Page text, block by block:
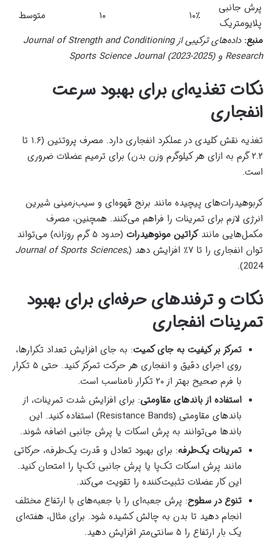
پرش جانبی
پلایومتریک
۱۰٪ ۱۰
متوسط
منبع:
داده‌های ترکیبی از Journal of Strength and Conditioning
Research و Sports Science Journal (2023-2025)
نکات تغذیه‌ای برای بهبود سرعت
انفجاری
تغذیه نقش کلیدی در عملکرد انفجاری دارد. مصرف پروتئین (۱.۶ تا
۲.۲ گرم به ازای هر کیلوگرم وزن بدن) برای ترمیم عضلات ضروری
است.
کربوهیدرات‌های پیچیده مانند برنج قهوه‌ای و سیب‌زمینی شیرین
انرژی لازم برای تمرینات را فراهم می‌کنند. همچنین، مصرف
مکمل‌هایی مانندکراتین مونوهیدرات
(حدود ۵ گرم روزانه) می‌تواند
توان انفجاری را تا ۷٪ افزایش دهد (
Journal of Sports Sciences,
2024).
نکات و ترفندهای حرفه‌ای برای بهبود
تمرینات انفجاری
تمرکز بر کیفیت به جای کمیت: به جای افزایش تعداد تکرارها،
روی اجرای دقیق و انفجاری هر حرکت تمرکز کنید. حتی ۵ تکرار
با فرم صحیح بهتر از ۲۰ تکرار نامناسب است.
استفاده از باندهای مقاومتی: برای افزایش شدت تمرینات، از
باندهای مقاومتی (Resistance Bands) استفاده کنید. این
باندها می‌توانند به پرش اسکات یا پرش جانبی اضافه شوند.
تمرینات یک‌طرفه: برای بهبود تعادل و قدرت یک‌طرفه، حرکاتی
مانند پرش اسکات تک‌پا یا پرش جانبی تک‌پا را امتحان کنید.
این کار عضلات تثبیت‌کننده را تقویت می‌کند.
تنوع در سطوح: پرش جعبه‌ای را با جعبه‌های با ارتفاع مختلف
انجام دهید تا بدن به چالش کشیده شود. برای مثال، هفته‌ای
یک بار ارتفاع را ۵ سانتی‌متر افزایش دهید.